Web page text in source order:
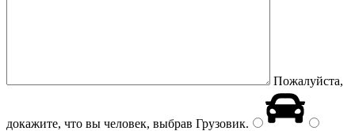
Пожалуйста,
докажите, что вы человек, выбрав Грузовик.